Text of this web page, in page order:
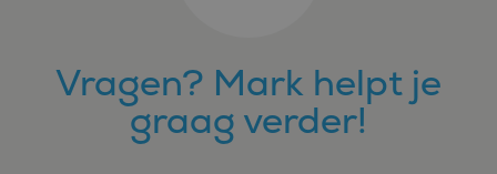
Vragen? Mark helpt je
graag verder!